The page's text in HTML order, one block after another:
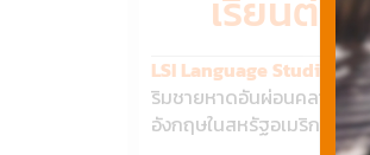
เรียนต่อ
LSI Language Studies
ริมชายหาดอันผ่อนคลายขอ
อังกฤษในสหรัฐอเมริกา เรี